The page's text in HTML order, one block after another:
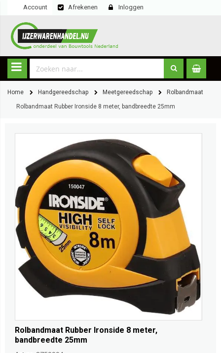
Account Afrekenen Inloggen
Home Handgereedschap Meetgereedschap Rolbandmaat
Rolbandmaat Rubber Ironside 8 meter, bandbreedte 25mm
Rolbandmaat Rubber Ironside 8 meter,
bandbreedte 25mm